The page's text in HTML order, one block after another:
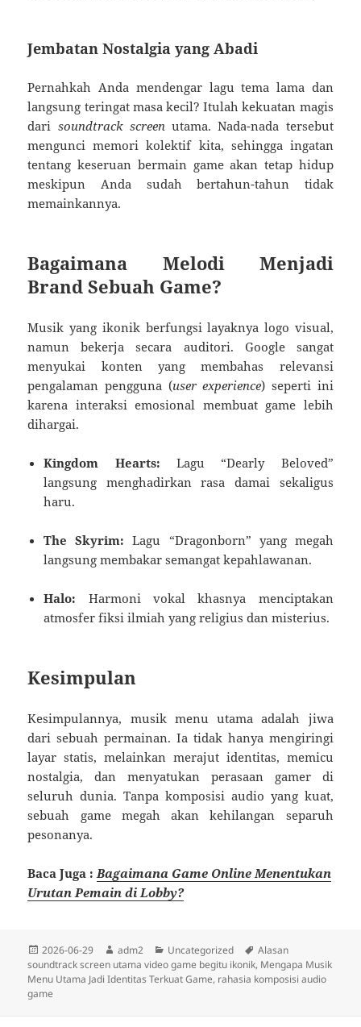
Jembatan Nostalgia yang Abadi
Pernahkah Anda mendengar lagu tema lama dan
langsung teringat masa kecil? Itulah kekuatan magis
dari soundtrack screen utama. Nada-nada tersebut
mengunci memori kolektif kita, sehingga ingatan
tentang keseruan bermain game akan tetap hidup
meskipun Anda sudah bertahun-tahun tidak
memainkannya.
Bagaimana Melodi Menjadi
Brand Sebuah Game?
Musik yang ikonik berfungsi layaknya logo visual,
namun bekerja secara auditori. Google sangat
menyukai konten yang membahas relevansi
pengalaman pengguna (user experience) seperti ini
karena interaksi emosional membuat game lebih
dihargai.
Kingdom Hearts: Lagu “Dearly Beloved”
langsung menghadirkan rasa damai sekaligus
haru.
The Skyrim: Lagu “Dragonborn” yang megah
langsung membakar semangat kepahlawanan.
Halo: Harmoni vokal khasnya menciptakan
atmosfer fiksi ilmiah yang religius dan misterius.
Kesimpulan
Kesimpulannya, musik menu utama adalah jiwa
dari sebuah permainan. Ia tidak hanya mengiringi
layar statis, melainkan merajut identitas, memicu
nostalgia, dan menyatukan perasaan gamer di
seluruh dunia. Tanpa komposisi audio yang kuat,
sebuah game megah akan kehilangan separuh
pesonanya.
Baca Juga : Bagaimana Game Online Menentukan
Urutan Pemain di Lobby?
Diposkan
pada
2026-06-29 Penulis
adm2 Kategori
Uncategorized Tag
Alasan
soundtrack screen utama video game begitu ikonik, Mengapa Musik
Menu Utama Jadi Identitas Terkuat Game, rahasia komposisi audio
game